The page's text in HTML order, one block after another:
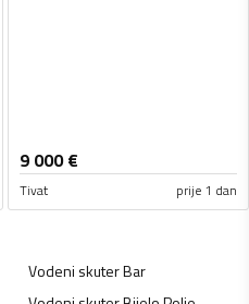
9 000€
Tivat prije 1 dan
Vodeni skuterBar